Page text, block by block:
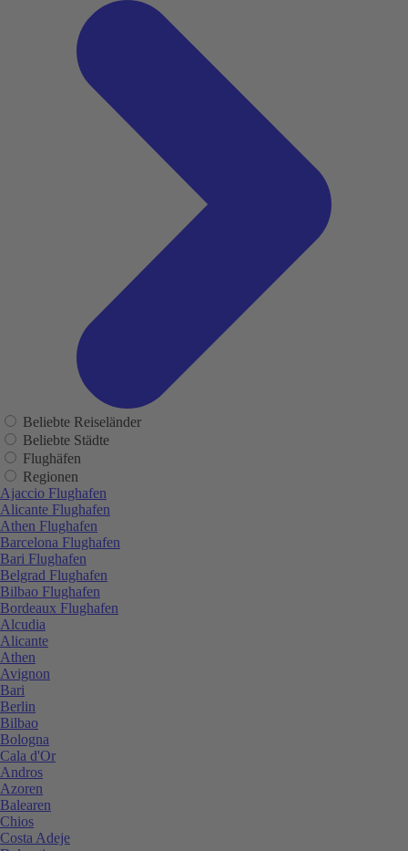
Beliebte Reiseländer
Beliebte Städte
Flughäfen
Regionen
Ajaccio Flughafen
Alicante Flughafen
Athen Flughafen
Barcelona Flughafen
Bari Flughafen
Belgrad Flughafen
Bilbao Flughafen
Bordeaux Flughafen
Alcudia
Alicante
Athen
Avignon
Bari
Berlin
Bilbao
Bologna
Cala d'Or
Andros
Azoren
Balearen
Chios
Costa Adeje